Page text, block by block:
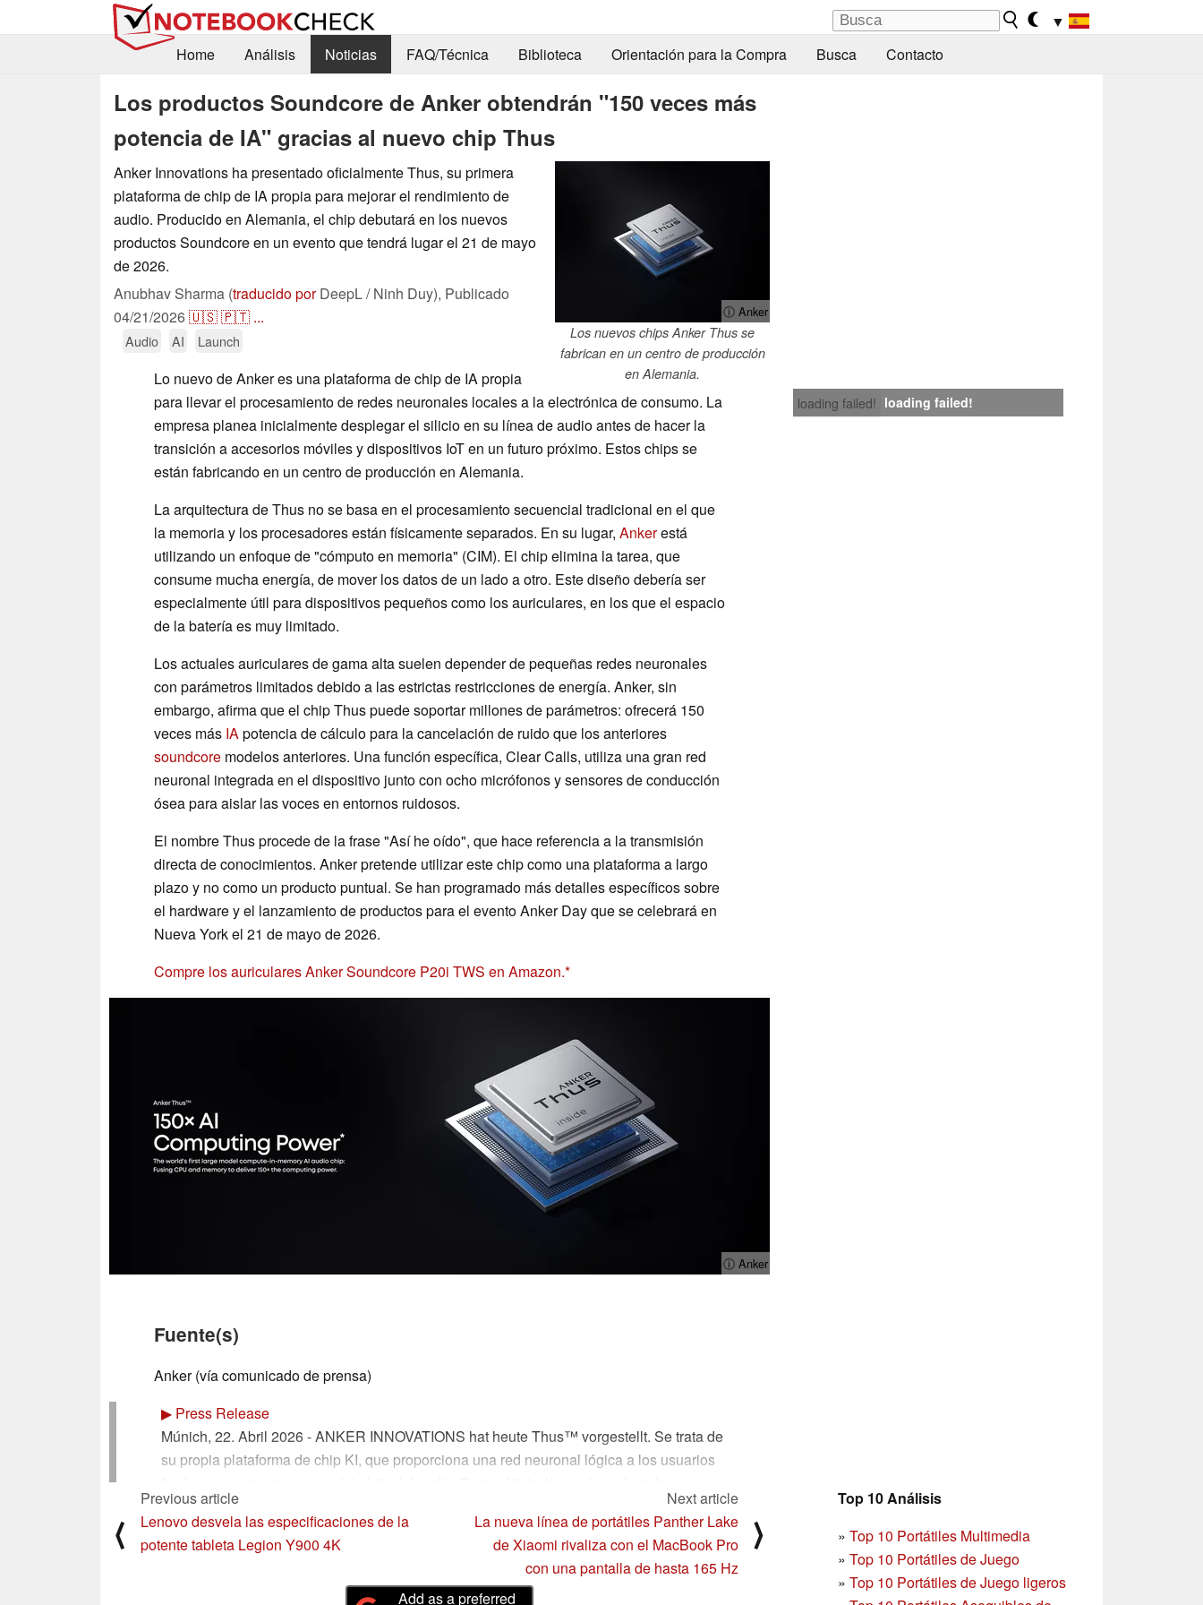
▼
Home
Análisis Noticias FAQ/Técnica Biblioteca Orientación para la Compra Busca Contacto
Los productos Soundcore de Anker obtendrán "150 veces más
potencia de IA" gracias al nuevo chip Thus
ⓘ Anker
Los nuevos chips Anker Thus se
fabrican en un centro de producción
en Alemania.
Anker Innovations ha presentado oficialmente Thus, su primera
plataforma de chip de IA propia para mejorar el rendimiento de
audio. Producido en Alemania, el chip debutará en los nuevos
productos Soundcore en un evento que tendrá lugar el 21 de mayo
de 2026.
Anubhav Sharma (traducido porDeepL / Ninh Duy), Publicado
04/21/2026🇺🇸🇵🇹 ...
Audio AI Launch
loading failed! loading failed!
Lo nuevo de Anker es una plataforma de chip de IA propia
para llevar el procesamiento de redes neuronales locales a la electrónica de consumo. La
empresa planea inicialmente desplegar el silicio en su línea de audio antes de hacer la
transición a accesorios móviles y dispositivos IoT en un futuro próximo. Estos chips se
están fabricando en un centro de producción en Alemania.
La arquitectura de Thus no se basa en el procesamiento secuencial tradicional en el que
la memoria y los procesadores están físicamente separados. En su lugar, Ankerestá
utilizando un enfoque de "cómputo en memoria" (CIM). El chip elimina la tarea, que
consume mucha energía, de mover los datos de un lado a otro. Este diseño debería ser
especialmente útil para dispositivos pequeños como los auriculares, en los que el espacio
de la batería es muy limitado.
Los actuales auriculares de gama alta suelen depender de pequeñas redes neuronales
con parámetros limitados debido a las estrictas restricciones de energía. Anker, sin
embargo, afirma que el chip Thus puede soportar millones de parámetros: ofrecerá 150
veces más IApotencia de cálculo para la cancelación de ruido que los anteriores
soundcore modelos anteriores. Una función específica, Clear Calls, utiliza una gran red
neuronal integrada en el dispositivo junto con ocho micrófonos y sensores de conducción
ósea para aislar las voces en entornos ruidosos.
El nombre Thus procede de la frase "Así he oído", que hace referencia a la transmisión
directa de conocimientos. Anker pretende utilizar este chip como una plataforma a largo
plazo y no como un producto puntual. Se han programado más detalles específicos sobre
el hardware y el lanzamiento de productos para el evento Anker Day que se celebrará en
Nueva York el 21 de mayo de 2026.
Compre los auriculares Anker Soundcore P20i TWS en Amazon.
ⓘ Anker
Fuente(s)
Anker (vía comunicado de prensa)
▶ Press Release
Múnich, 22. Abril 2026 - ANKER INNOVATIONS hat heute Thus™ vorgestellt. Se trata de
su propia plataforma de chip KI, que proporciona una red neuronal lógica a los usuarios
Unternehmen eine Erweiterung in mobile Accessories und IoT-Produkte. El hecho de que
el mercado de la telefonía móvil tenga una relevancia especial para ANKER, pone de
relieve su posición en el mercado: El Thus™ KI-Chip se producirá en el marco de la red
Top 10 Análisis
» Top 10 Portátiles Multimedia
» Top 10 Portátiles de Juego
» Top 10 Portátiles de Juego ligeros
⟨
Previous article
Lenovo desvela las especificaciones de la
potente tableta Legion Y900 4K
Next article
La nueva línea de portátiles Panther Lake
de Xiaomi rivaliza con el MacBook Pro
con una pantalla de hasta 165 Hz
⟩
Add as a preferred